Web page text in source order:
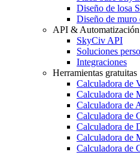
Diseño de losa
Diseño de
API & Automatización
SkyCiv API
Soluciones
Integraciones
Herramientas gratuitas
Calculadora de
Calculadora de
Calculadora de
Calculadora de
Calculadora de
Calculadora de
Calculadora de